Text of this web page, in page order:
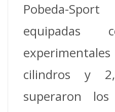
Pobeda-
equipadas
cilindros y
superaron